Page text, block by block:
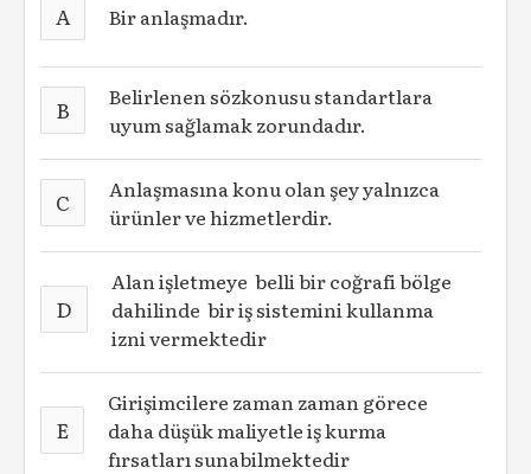
A Bir anlaşmadır.
B
Belirlenen sözkonusu standartlara
uyum sağlamak zorundadır.
C
Anlaşmasına konu olan şey yalnızca
ürünler ve hizmetlerdir.
D
Alan işletmeye belli bir coğrafi bölge
dahilinde bir iş sistemini kullanma
izni vermektedir
E
Girişimcilere zaman zaman görece
daha düşük maliyetle iş kurma
fırsatları sunabilmektedir